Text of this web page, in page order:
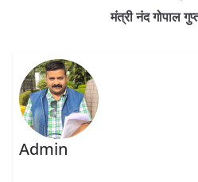
मंत्री नंद गोपाल
Admin